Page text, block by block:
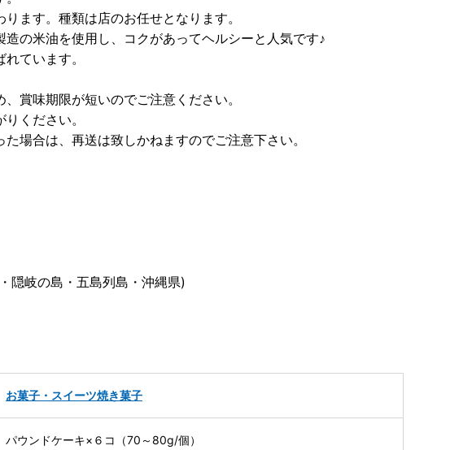
ます。種類は店のお任せとなります。
の米油を使用し、コクがあってヘルシーと人気です♪
ています。
賞味期限が短いのでご注意ください。
ください。
場合は、再送は致しかねますのでご注意下さい。
隠岐の島・五島列島・沖縄県)
お菓子・スイーツ焼き菓子
パウンドケーキ×６コ（70～80g/個）